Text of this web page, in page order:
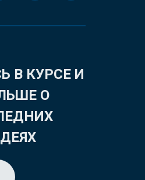
В КУРСЕ И
О